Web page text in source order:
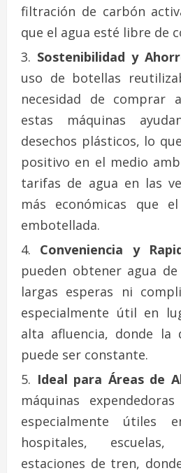
filtración de carbón
que el agua esté libre de
Sostenibilidad y
uso de botellas
necesidad de comprar
estas máquinas
desechos plásticos, lo
positivo en el medio
tarifas de agua en las
más económicas que
embotellada.
Conveniencia y
pueden obtener agua
largas esperas ni
especialmente útil en
alta afluencia, donde la
puede ser constante.
Ideal para Áreas de
máquinas
especialmente útiles
hospitales,
estaciones de tren,